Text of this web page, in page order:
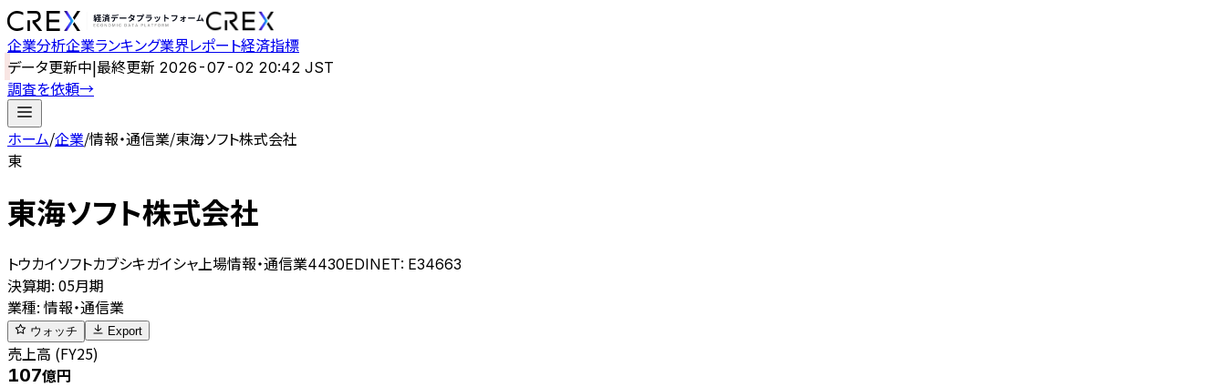
企業分析企業ランキング業界レポート経済指標
データ更新中|最終更新 2026-07-02 20:42 JST
調査を依頼→
ホーム/企業/情報・通信業/東海ソフト株式会社
東
東海ソフト株式会社
トウカイソフトカブシキガイシャ 上場情報・通信業4430EDINET: E34663
決算期: 05月期
業種: 情報・通信業
ウォッチ Export
売上高 (FY25)
107億円